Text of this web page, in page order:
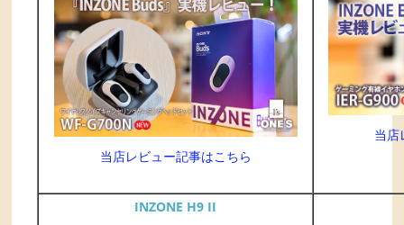
当店レビュー記事はこちら
当店
INZONE H9 II